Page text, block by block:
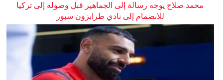
محمد صلاح يوجه رسالة إلى الجماهير قبل وصوله إلى تركيا
للانضمام إلى نادي طرابزون سبور